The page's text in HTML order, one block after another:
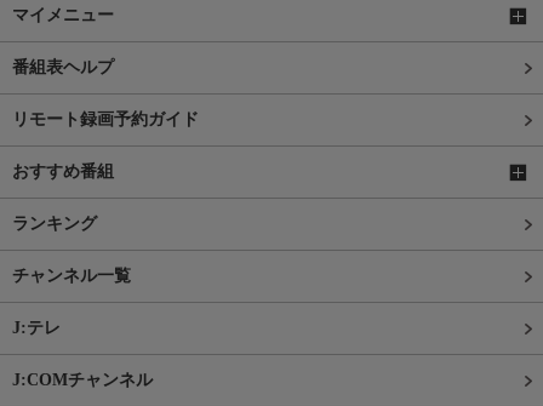
マイメニュー
番組表ヘルプ
リモート録画予約ガイド
おすすめ番組
ランキング
チャンネル一覧
J:テレ
J:COMチャンネル